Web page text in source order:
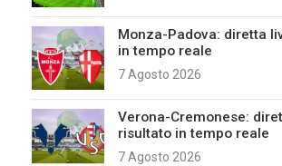
Monza-Padova: diretta
in tempo reale
7 Agosto 2026
Verona-Cremonese:
risultato in tempo reale
7 Agosto 2026